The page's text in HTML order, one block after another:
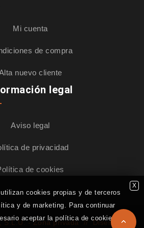
Mi cuenta
de compra
nuevo cliente
legal
Aviso legal
de privacidad
de cookies
S.L.U. -Zona privada//Diseño,
X
cookies propias y de terceros
y de marketing. Para continuar
aceptar la política de cookies.